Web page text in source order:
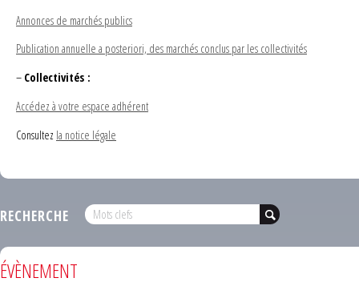
Annonces de marchés publics
Publication annuelle a posteriori, des marchés conclus par les collectivités
– Collectivités :
Accédez à votre espace adhérent
Consultez la notice légale
RECHERCHE
ÉVÈNEMENT